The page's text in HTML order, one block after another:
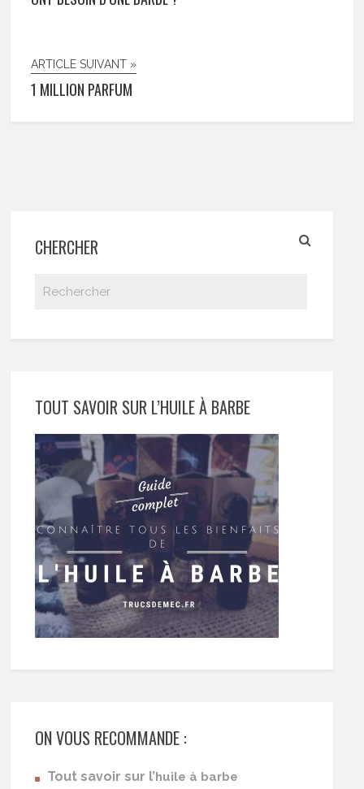
ARTICLE SUIVANT »
1 MILLION PARFUM
CHERCHER
TOUT SAVOIR SUR L’HUILE À BARBE
ON VOUS RECOMMANDE :
Tout savoir sur l’huile à barbe